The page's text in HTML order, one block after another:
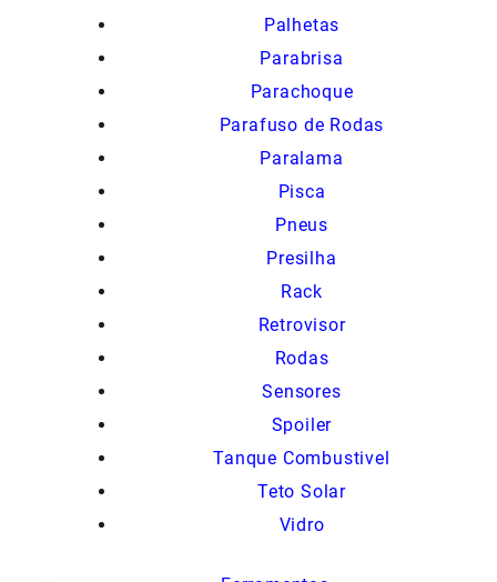
Palhetas
Parabrisa
Parachoque
Parafuso de Rodas
Paralama
Pisca
Pneus
Presilha
Rack
Retrovisor
Rodas
Sensores
Spoiler
Tanque Combustivel
Teto Solar
Vidro